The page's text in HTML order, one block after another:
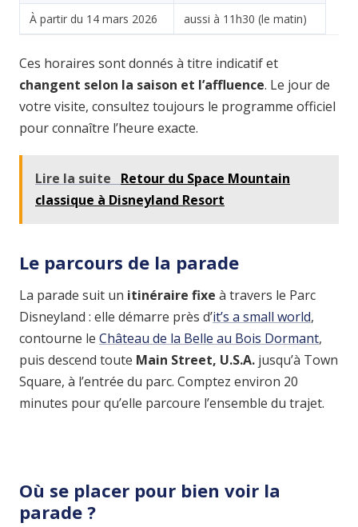
À partir du 14 mars 2026
aussi à 11h30 (le matin)
Ces horaires sont donnés à titre indicatif et
changent selon la saison et l’affluence. Le jour de
votre visite, consultez toujours le programme officiel
pour connaître l’heure exacte.
Lire la suite
Retour du Space Mountain
classique à Disneyland Resort
Le parcours de la parade
La parade suit un itinéraire fixe à travers le Parc
Disneyland : elle démarre près d’it’s a small world,
contourne le Château de la Belle au Bois Dormant,
puis descend toute Main Street, U.S.A. jusqu’à Town
Square, à l’entrée du parc. Comptez environ 20
minutes pour qu’elle parcoure l’ensemble du trajet.
Où se placer pour bien voir la
parade ?